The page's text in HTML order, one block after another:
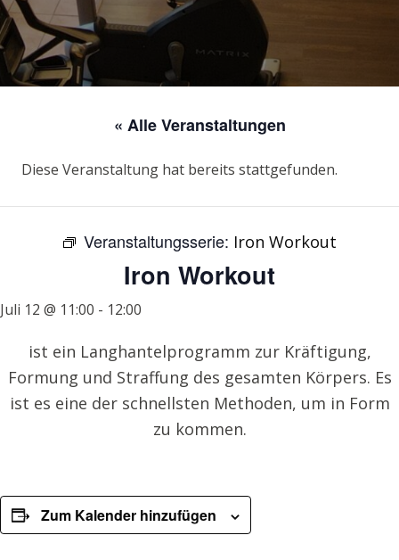
« Alle Veranstaltungen
Diese Veranstaltung hat bereits stattgefunden.
Veranstaltungsserie: Iron Workout
Iron Workout
Juli 12 @ 11:00 - 12:00
ist ein Langhantelprogramm zur Kräftigung,
Formung und Straffung des gesamten Körpers. Es
ist es eine der schnellsten Methoden, um in Form
zu kommen.
Zum Kalender hinzufügen